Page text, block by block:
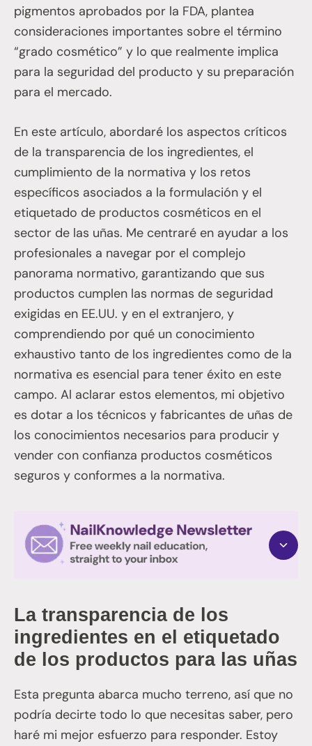
pigmentos aprobados por la FDA, plantea
consideraciones importantes sobre el término
“grado cosmético” y lo que realmente implica
para la seguridad del producto y su preparación
para el mercado.
En este artículo, abordaré los aspectos críticos
de la transparencia de los ingredientes, el
cumplimiento de la normativa y los retos
específicos asociados a la formulación y el
etiquetado de productos cosméticos en el
sector de las uñas. Me centraré en ayudar a los
profesionales a navegar por el complejo
panorama normativo, garantizando que sus
productos cumplen las normas de seguridad
exigidas en EE.UU. y en el extranjero, y
comprendiendo por qué un conocimiento
exhaustivo tanto de los ingredientes como de la
normativa es esencial para tener éxito en este
campo. Al aclarar estos elementos, mi objetivo
es dotar a los técnicos y fabricantes de uñas de
los conocimientos necesarios para producir y
vender con confianza productos cosméticos
seguros y conformes a la normativa.
La transparencia de los
ingredientes en el etiquetado
de los productos para las uñas
Esta pregunta abarca mucho terreno, así que no
podría decirte todo lo que necesitas saber, pero
haré mi mejor esfuerzo para responder. Estoy